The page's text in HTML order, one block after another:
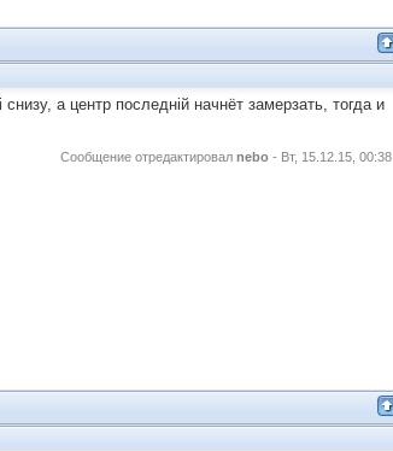
а центр последнiй начнёт замерзать, тогда и
Сообщение отредактировал nebo - Вт, 15.12.15, 00:38